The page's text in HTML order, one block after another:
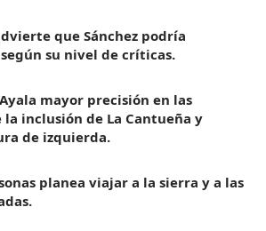
que Sánchez podría
su nivel de críticas.
mayor precisión en las
inclusión de La Cantueña y
de izquierda.
planea viajar a la sierra y a las